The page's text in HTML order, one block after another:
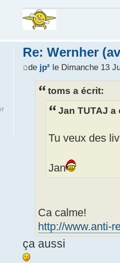
Re: Wernher
de jp²le Dimanche 13
toms a écrit:
Jan TUTAJ a
Tu veux des
Jan
Ca calme!
http://www.anti-
ça aussi